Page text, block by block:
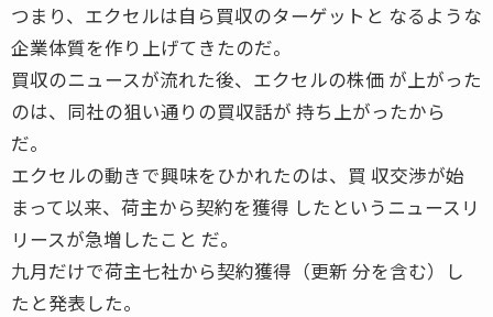
つまり、エクセルは自ら買収のターゲットと なるような
企業体質を作り上げてきたのだ。
買収のニュースが流れた後、エクセルの株価 が上がった
のは、同社の狙い通りの買収話が 持ち上がったから
だ。
エクセルの動きで興味をひかれたのは、買 収交渉が始
まって以来、荷主から契約を獲得 したというニュースリ
リースが急増したこと だ。
九月だけで荷主七社から契約獲得（更新 分を含む）し
たと発表した。